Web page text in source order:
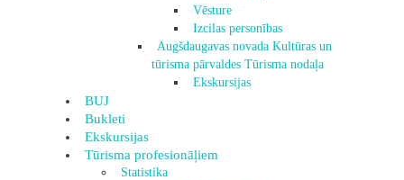
Vēsture
Izcilas personības
Augšdaugavas novada Kultūras un
tūrisma pārvaldes Tūrisma nodaļa
Ekskursijas
BUJ
Bukleti
Ekskursijas
Tūrisma profesionāļiem
Statistika